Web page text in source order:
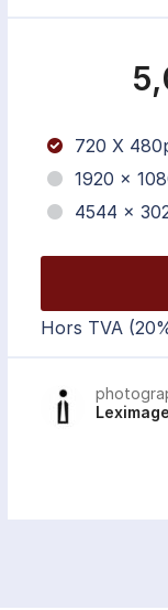
720 X
1920 x
4544 x
Hors TVA